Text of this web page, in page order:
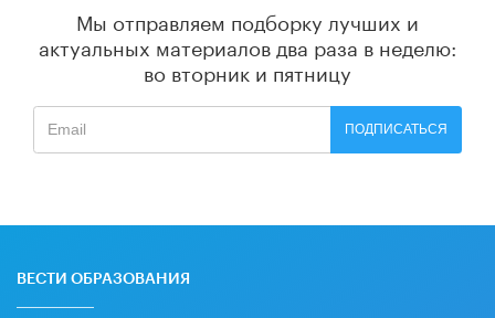
Мы отправляем подборку лучших и
актуальных материалов два раза в неделю:
во вторник и пятницу
ПОДПИСАТЬСЯ
ВЕСТИ ОБРАЗОВАНИЯ